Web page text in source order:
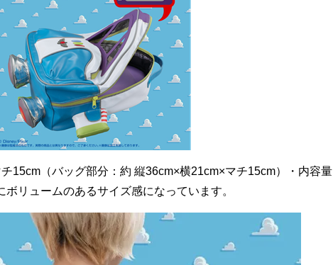
15cm（バッグ部分：約 縦36cm×横21cm×マチ15cm）・内容量
リュームのあるサイズ感になっています。